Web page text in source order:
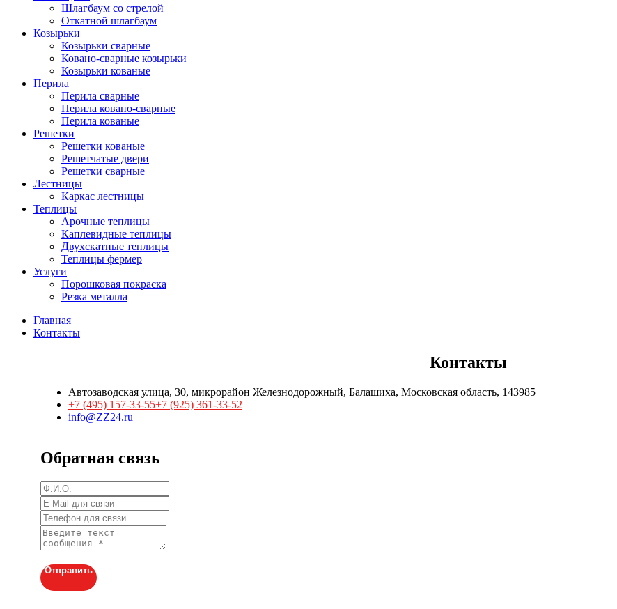
Шлагбаум со стрелой
Откатной шлагбаум
Козырьки
Козырьки сварные
Ковано-сварные козырьки
Козырьки кованые
Перила
Перила сварные
Перила ковано-сварные
Перила кованые
Решетки
Решетки кованые
Решетчатые двери
Решетки сварные
Лестницы
Каркас лестницы
Теплицы
Арочные теплицы
Каплевидные теплицы
Двухскатные теплицы
Теплицы фермер
Услуги
Порошковая покраска
Резка металла
Главная
Контакты
Контакты
Автозаводская улица, 30, микрорайон Железнодорожный, Балашиха, Московская область, 143985
+7 (495) 157-33-55+7 (925) 361-33-52
info@ZZ24.ru
Обратная связь
Отправить